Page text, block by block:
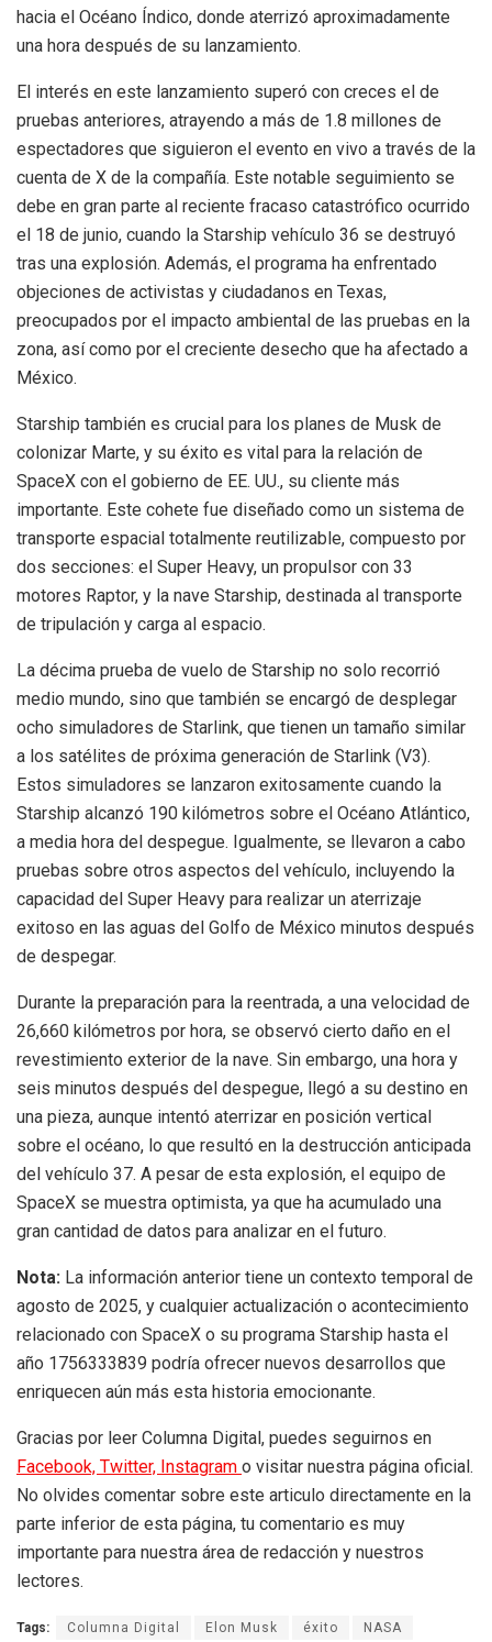
hacia el Océano Índico, donde aterrizó aproximadamente
una hora después de su lanzamiento.
El interés en este lanzamiento superó con creces el de
pruebas anteriores, atrayendo a más de 1.8 millones de
espectadores que siguieron el evento en vivo a través de la
cuenta de X de la compañía. Este notable seguimiento se
debe en gran parte al reciente fracaso catastrófico ocurrido
el 18 de junio, cuando la Starship vehículo 36 se destruyó
tras una explosión. Además, el programa ha enfrentado
objeciones de activistas y ciudadanos en Texas,
preocupados por el impacto ambiental de las pruebas en la
zona, así como por el creciente desecho que ha afectado a
México.
Starship también es crucial para los planes de Musk de
colonizar Marte, y su éxito es vital para la relación de
SpaceX con el gobierno de EE. UU., su cliente más
importante. Este cohete fue diseñado como un sistema de
transporte espacial totalmente reutilizable, compuesto por
dos secciones: el Super Heavy, un propulsor con 33
motores Raptor, y la nave Starship, destinada al transporte
de tripulación y carga al espacio.
La décima prueba de vuelo de Starship no solo recorrió
medio mundo, sino que también se encargó de desplegar
ocho simuladores de Starlink, que tienen un tamaño similar
a los satélites de próxima generación de Starlink (V3).
Estos simuladores se lanzaron exitosamente cuando la
Starship alcanzó 190 kilómetros sobre el Océano Atlántico,
a media hora del despegue. Igualmente, se llevaron a cabo
pruebas sobre otros aspectos del vehículo, incluyendo la
capacidad del Super Heavy para realizar un aterrizaje
exitoso en las aguas del Golfo de México minutos después
de despegar.
Durante la preparación para la reentrada, a una velocidad de
26,660 kilómetros por hora, se observó cierto daño en el
revestimiento exterior de la nave. Sin embargo, una hora y
seis minutos después del despegue, llegó a su destino en
una pieza, aunque intentó aterrizar en posición vertical
sobre el océano, lo que resultó en la destrucción anticipada
del vehículo 37. A pesar de esta explosión, el equipo de
SpaceX se muestra optimista, ya que ha acumulado una
gran cantidad de datos para analizar en el futuro.
Nota: La información anterior tiene un contexto temporal de
agosto de 2025, y cualquier actualización o acontecimiento
relacionado con SpaceX o su programa Starship hasta el
año 1756333839 podría ofrecer nuevos desarrollos que
enriquecen aún más esta historia emocionante.
Gracias por leer Columna Digital, puedes seguirnos en
Facebook, Twitter, Instagram o visitar nuestra página oficial.
No olvides comentar sobre este articulo directamente en la
parte inferior de esta página, tu comentario es muy
importante para nuestra área de redacción y nuestros
lectores.
Tags: Columna Digital Elon Musk éxito NASA